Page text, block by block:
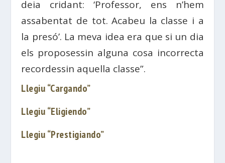
deia cridant: ‘Professor, ens n’hem
assabentat de tot. Acabeu la classe i a
la presó’. La meva idea era que si un dia
els proposessin alguna cosa incorrecta
recordessin aquella classe”.
Llegiu “Cargando”
Llegiu “Eligiendo”
Llegiu “Prestigiando”